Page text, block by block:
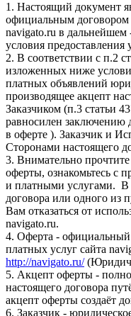
1. Настоящий документ
официальным договором
navigato.ru в дальнейшем
условия предоставления
2. В соответствии с п.2
изложенных ниже
платных объявлений
производящее акцепт
Заказчиком (п.3 статьи
равносилен заключению
в оферте ). Заказчик и
Сторонами настоящего
3. Внимательно
оферты, ознакомьтесь с
и платными услугами. В
договора или одного из
Вам отказаться от
navigato.ru.
4. Оферта -
платных услуг сайта
http://navigato.ru/
5. Акцепт оферты -
настоящего договора
акцепт оферты создаёт
6. Заказчик -